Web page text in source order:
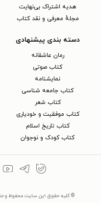
هدیه اشتراک بی‌نهایت
مجلهٔ معرفی و نقد کتاب
دسته بندی پیشنهادی
رمان عاشقانه
کتاب‌ صوتی
نمایشنامه
کتاب جامعه شناسی
کتاب شعر
کتاب موفقیت و خودیاری
کتاب تاریخ اسلام
کتاب کودک و نوجوان
© کلیه حقوق این سایت محفوظ و